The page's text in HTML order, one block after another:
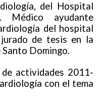
del Hospital
Médico ayudante
del hospital
de tesis en la
Domingo.
actividades 2011-
con el tema